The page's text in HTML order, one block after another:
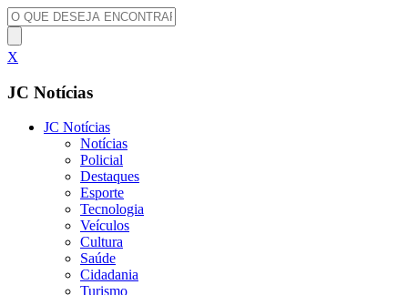
X
JC Notícias
JC Notícias
Notícias
Policial
Destaques
Esporte
Tecnologia
Veículos
Cultura
Saúde
Cidadania
Turismo